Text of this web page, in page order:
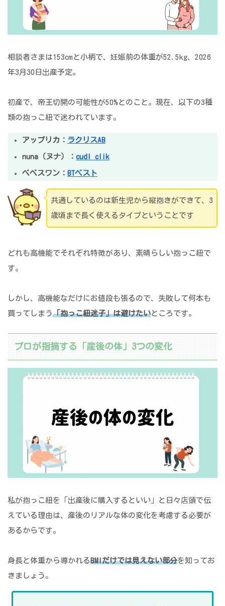
相談者さまは153cmと小柄で、妊娠前の体重が52.5kg、2026
年3月30日出産予定。
初産で、帝王切開の可能性が50%とのこと。現在、以下の3種
類の抱っこ紐で迷われています。
アップリカ： ラクリスAB
nuna（ヌナ）： cudl clik
べべスワン： BTベスト
共通しているのは新生児から縦抱きができて、3
歳頃まで長く使えるタイプということです
どれも高機能でそれぞれ特徴があり、素晴らしい抱っこ紐で
す。
しかし、高機能なだけにお値段も張るので、失敗して何本も
買ってしまう「抱っこ紐迷子」は避けたいところです。
プロが指摘する「産後の体」3つの変化
私が抱っこ紐を「出産後に購入するといい」と日々店頭で伝
えている理由は、産後のリアルな体の変化を考慮する必要が
あるからです。
身長と体重から導かれるBMIだけでは見えない部分を知ってお
きましょう。